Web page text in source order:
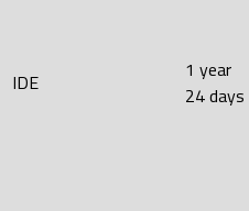
IDE
1 year
24 days